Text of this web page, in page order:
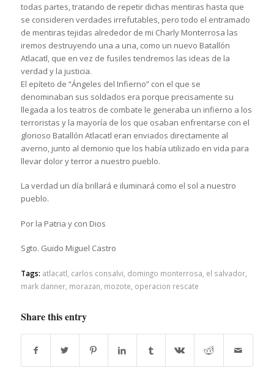
todas partes, tratando de repetir dichas mentiras hasta que
se consideren verdades irrefutables, pero todo el entramado
de mentiras tejidas alrededor de mi Charly Monterrosa las
iremos destruyendo una a una, como un nuevo Batallón
Atlacatl, que en vez de fusiles tendremos las ideas de la
verdad y la justicia.
El epíteto de “Ángeles del Infierno” con el que se
denominaban sus soldados era porque precisamente su
llegada a los teatros de combate le generaba un infierno a los
terroristas y la mayoría de los que osaban enfrentarse con el
glorioso Batallón Atlacatl eran enviados directamente al
averno, junto al demonio que los había utilizado en vida para
llevar dolor y terror a nuestro pueblo.
La verdad un día brillará e iluminará como el sol a nuestro
pueblo.
Por la Patria y con Dios
Sgto. Guido Miguel Castro
Tags: atlacatl carlos consalvi domingo monterrosa el salvador,
mark danner, morazan mozote operacion rescate
Share this entry